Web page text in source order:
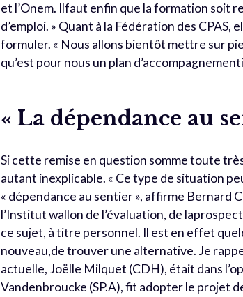
et l’Onem. Ilfaut enfin que la formation soit
d’emploi. » Quant à la Fédération des
formuler. « Nous allons bientôt mettre sur
qu’est pour nous un plan
« La dépendance au
Si cette remise en question somme toute
autant inexplicable. « Ce type de situation
« dépendance au sentier », affirme
l’Institut wallon de l’évaluation, de
ce sujet, à titre personnel. Il est en effet
nouveau,de trouver une alternative. Je
actuelle, Joëlle Milquet (CDH), était dans
Vandenbroucke (SP.A), fit adopter le projet